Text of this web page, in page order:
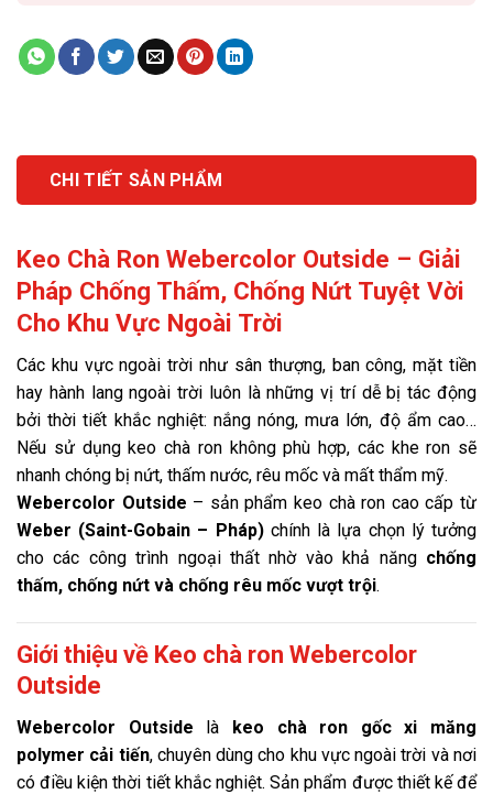
CHI TIẾT SẢN PHẨM
Keo Chà Ron Webercolor Outside – Giải
Pháp Chống Thấm, Chống Nứt Tuyệt Vời
Cho Khu Vực Ngoài Trời
Các khu vực ngoài trời như sân thượng, ban công, mặt tiền
hay hành lang ngoài trời luôn là những vị trí dễ bị tác động
bởi thời tiết khắc nghiệt: nắng nóng, mưa lớn, độ ẩm cao…
Nếu sử dụng keo chà ron không phù hợp, các khe ron sẽ
nhanh chóng bị nứt, thấm nước, rêu mốc và mất thẩm mỹ.
Webercolor Outside – sản phẩm keo chà ron cao cấp từ
Weber (Saint-Gobain – Pháp)chính là lựa chọn lý tưởng
cho các công trình ngoại thất nhờ vào khả năng chống
thấm, chống nứt và chống rêu mốc vượt trội.
Giới thiệu về Keo chà ron Webercolor
Outside
Webercolor Outside là keo chà ron gốc xi măng
polymer cải tiến, chuyên dùng cho khu vực ngoài trời và nơi
có điều kiện thời tiết khắc nghiệt. Sản phẩm được thiết kế để